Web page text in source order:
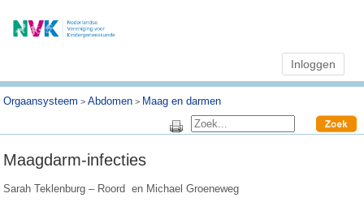
Inloggen
Orgaansysteem >Abdomen > Maag en darmen
Maagdarm-infecties
Sarah Teklenburg – Roord en Michael Groeneweg